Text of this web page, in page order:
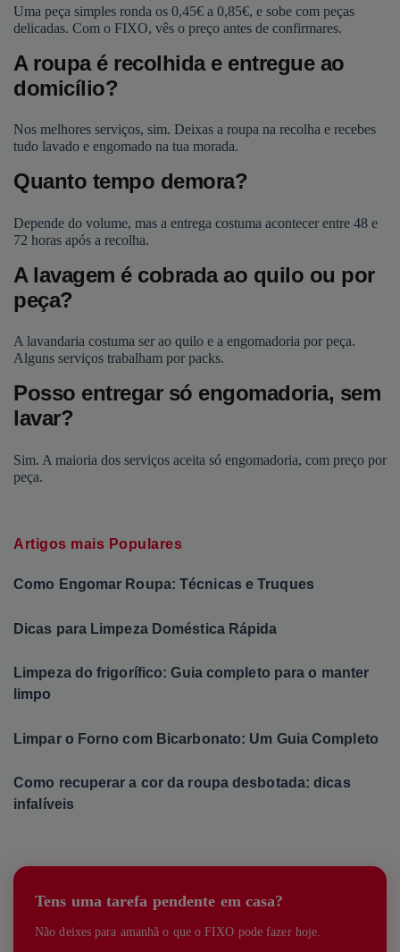
Uma peça simples ronda os 0,45€ a 0,85€, e sobe com peças
delicadas. Com o FIXO, vês o preço antes de confirmares.
A roupa é recolhida e entregue ao
domicílio?
Nos melhores serviços, sim. Deixas a roupa na recolha e recebes
tudo lavado e engomado na tua morada.
Quanto tempo demora?
Depende do volume, mas a entrega costuma acontecer entre 48 e
72 horas após a recolha.
A lavagem é cobrada ao quilo ou por
peça?
A lavandaria costuma ser ao quilo e a engomadoria por peça.
Alguns serviços trabalham por packs.
Posso entregar só engomadoria, sem
lavar?
Sim. A maioria dos serviços aceita só engomadoria, com preço por
peça.
Artigos mais Populares
Como Engomar Roupa: Técnicas e Truques
Dicas para Limpeza Doméstica Rápida
Limpeza do frigorífico: Guia completo para o manter
limpo
Limpar o Forno com Bicarbonato: Um Guia Completo
Como recuperar a cor da roupa desbotada: dicas
infalíveis
Tens uma tarefa pendente em casa?
Não deixes para amanhã o que o FIXO pode fazer hoje.